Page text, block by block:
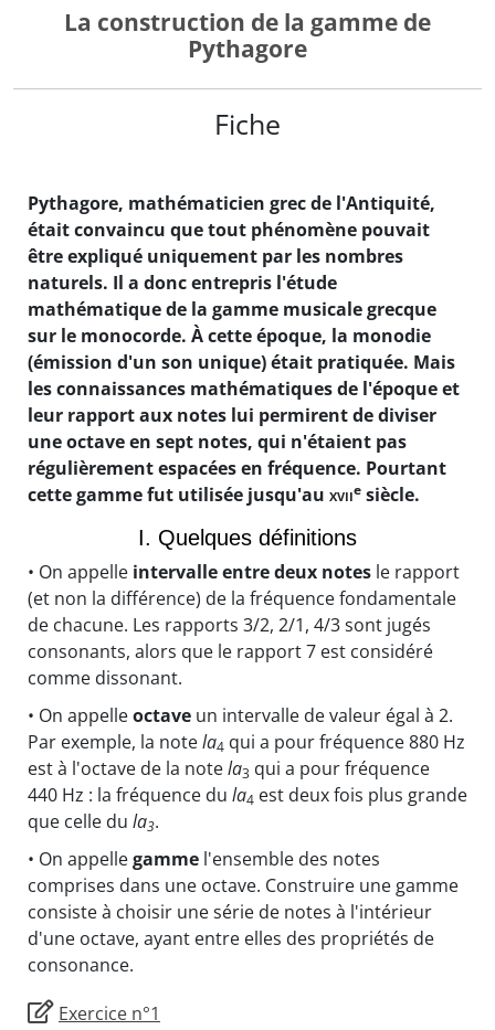
La construction de la gamme de
Pythagore
Fiche
Pythagore, mathématicien grec de l'Antiquité,
était convaincu que tout phénomène pouvait
être expliqué uniquement par les nombres
naturels. Il a donc entrepris l'étude
mathématique de la gamme musicale grecque
sur le monocorde. À cette époque, la monodie
(émission d'un son unique) était pratiquée. Mais
les connaissances mathématiques de l'époque et
leur rapport aux notes lui permirent de diviser
une octave en sept notes, qui n'étaient pas
régulièrement espacées en fréquence. Pourtant
cette gamme fut utilisée jusqu'au xviie siècle.
I. Quelques définitions
• On appelle intervalle entre deux notes le rapport
(et non la différence) de la fréquence fondamentale
de chacune. Les rapports 3/2, 2/1, 4/3 sont jugés
consonants, alors que le rapport 7 est considéré
comme dissonant.
• On appelleoctave un intervalle de valeur égal à 2.
Par exemple, la notela4 qui a pour fréquence 880 Hz
est à l'octave de la notela3 qui a pour fréquence
440 Hz : la fréquence du la4 est deux fois plus grande
que celle du la3.
• On appellegamme l'ensemble des notes
comprises dans une octave. Construire une gamme
consiste à choisir une série de notes à l'intérieur
d'une octave, ayant entre elles des propriétés de
consonance.
Exercice n°1